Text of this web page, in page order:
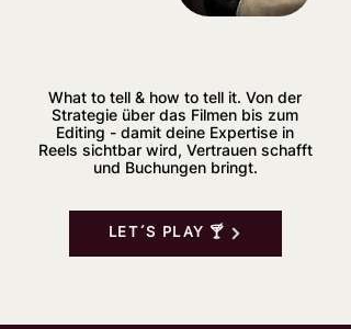
What to tell & how to tell it. Von der
Strategie über das Filmen bis zum
Editing - damit deine Expertise in
Reels sichtbar wird, Vertrauen schafft
und Buchungen bringt.
LET´S PLAY 🍸